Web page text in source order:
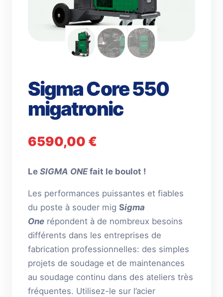
Sigma Core 550
migatronic
6590,00 €
Le SIGMA ONEfait le boulot !
Les performances puissantes et fiables
du poste à souder mig Sigma
One répondent à de nombreux besoins
différents dans les entreprises de
fabrication professionnelles: des simples
projets de soudage et de maintenances
au soudage continu dans des ateliers très
fréquentes. Utilisez-le sur l’acier